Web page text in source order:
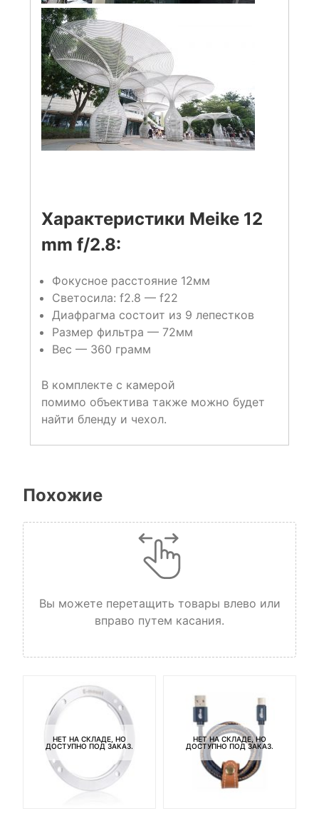
Характеристики Meike 12
mm f/2.8:
Фокусное расстояние 12мм
Светосила: f2.8 — f22
Диафрагма состоит из 9 лепестков
Размер фильтра — 72мм
Вес — 360 грамм
В комплекте с камерой
помимо объектива также можно будет
найти бленду и чехол.
Похожие
Вы можете перетащить товары влево или
вправо путем касания.
НЕТ НА СКЛАДЕ, НО
ДОСТУПНО ПОД ЗАКАЗ.
НЕТ НА СКЛАДЕ, НО
ДОСТУПНО ПОД ЗАКАЗ.